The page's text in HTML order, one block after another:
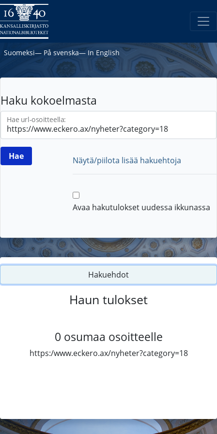
Suomeksi― På svenska― In English
Haku kokoelmasta
Hae url-osoitteella:
Näytä/piilota lisää hakuehtoja
Avaa hakutulokset uudessa ikkunassa
Hakuehdot
Haun tulokset
0 osumaa osoitteelle
https:/www.eckero.ax/nyheter?category=18